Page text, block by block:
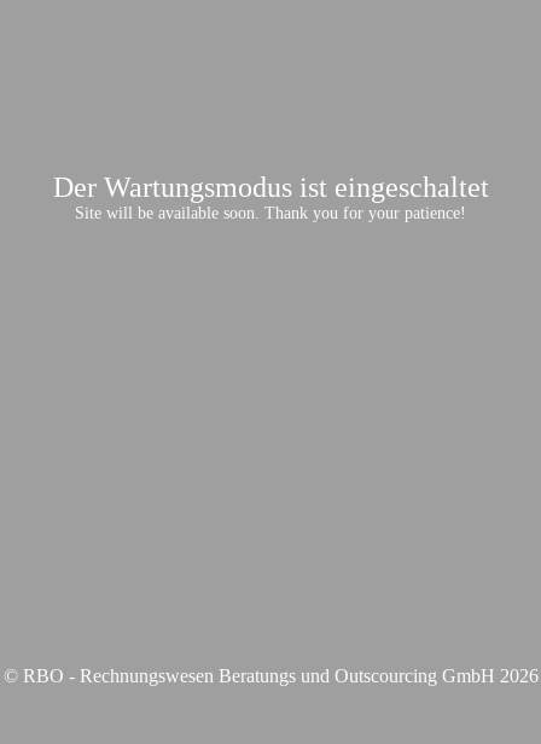
Der Wartungsmodus ist eingeschaltet
Site will be available soon. Thank you for your patience!
© RBO - Rechnungswesen Beratungs und Outscourcing GmbH 2026